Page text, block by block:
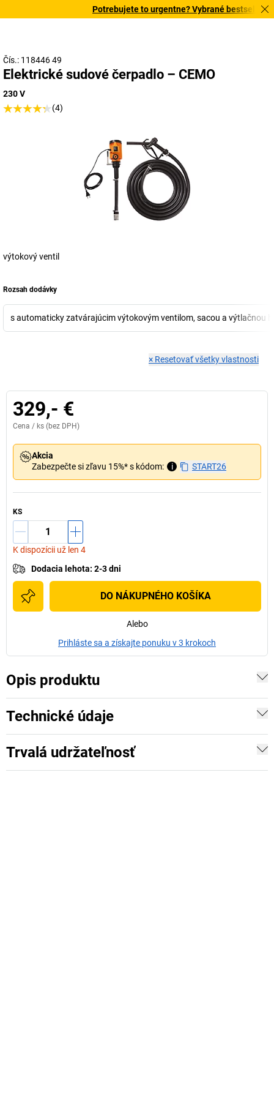
Potrebujete to urgentne? Vybrané bestsellery
Čís.: 118446 49
Elektrické sudové čerpadlo – CEMO
230 V
(4)
výtokový ventil
Rozsah dodávky
s automaticky zatvárajúcim výtokovým ventilom, sacou a výtlačnou
× Resetovať všetky vlastnosti
329,- €
Cena / ks (bez DPH)
Akcia
Zabezpečte si zľavu 15%* s kódom:
i START26
KS
K dispozícii už len 4
Dodacia lehota: 2-3 dni
DO NÁKUPNÉHO KOŠÍKA
Alebo
Prihláste sa a získajte ponuku v 3 krokoch
Opis produktu
Technické údaje
Trvalá udržateľnosť